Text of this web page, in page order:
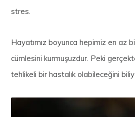
stres.
Hayatımız boyunca hepimiz en az bir
cümlesini kurmuşuzdur. Peki
tehlikeli bir hastalık olabileceğini